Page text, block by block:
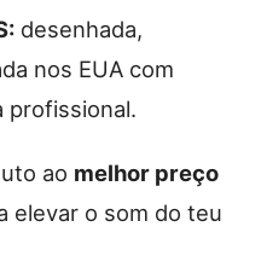
desenhada,
nos EUA com
profissional.
ao melhor preço
elevar o som do teu